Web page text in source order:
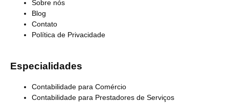
Sobre nós
Blog
Contato
Política de Privacidade
Especialidades
Contabilidade para Comércio
Contabilidade para Prestadores de Serviços